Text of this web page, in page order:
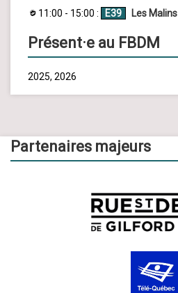
11:00 - 15:00 : E39 Les Malins
Présent·e au FBDM
2025, 2026
Partenaires majeurs